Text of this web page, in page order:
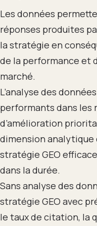
Les données
réponses produites
la stratégie en
de la performance et
marché.
L’analyse des
performants dans les
d’amélioration
dimension
stratégie GEO
dans la durée.
Sans analyse des
stratégie GEO avec
le taux de citation, la